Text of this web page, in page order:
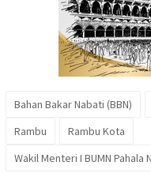
Bahan Bakar Nabati (BBN)
Rambu
Rambu Kota
Wakil Menteri I BUMN Pahala